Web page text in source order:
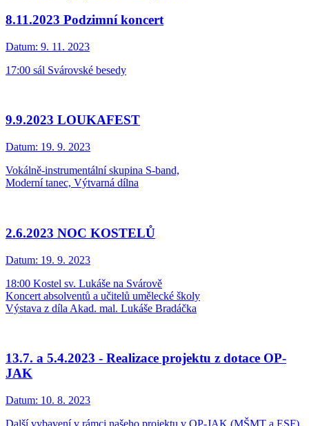
8.11.2023 Podzimní koncert
Datum: 9. 11. 2023
17:00 sál Svárovské besedy
9.9.2023 LOUKAFEST
Datum: 19. 9. 2023
Vokálně-instrumentální skupina S-band,
Moderní tanec, Výtvarná dílna
2.6.2023 NOC KOSTELŮ
Datum: 19. 9. 2023
18:00 Kostel sv. Lukáše na Svárově
Koncert absolventů a učitelů umělecké školy
Výstava z díla Akad. mal. Lukáše Bradáčka
13.7. a 5.4.2023 - Realizace projektu z dotace OP-
JAK
Datum: 10. 8. 2023
Další vybavení v rámci našeho projektu v OP-JAK (MŠMT a ESF).